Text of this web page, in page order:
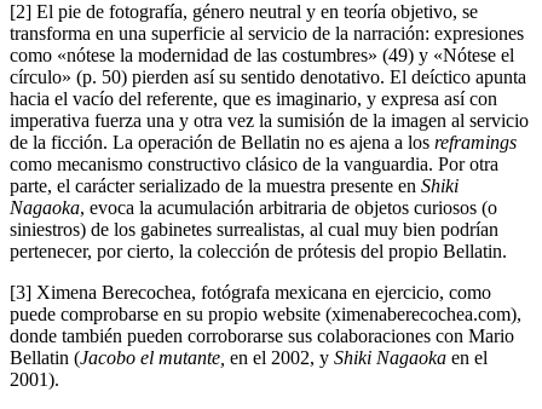
[2] El pie de fotografía, género neutral y en teoría objetivo, se
transforma en una superficie al servicio de la narración: expresiones
como «nótese la modernidad de las costumbres» (49) y «Nótese el
círculo» (p. 50) pierden así su sentido denotativo. El deíctico apunta
hacia el vacío del referente, que es imaginario, y expresa así con
imperativa fuerza una y otra vez la sumisión de la imagen al servicio
de la ficción. La operación de Bellatin no es ajena a los reframings
como mecanismo constructivo clásico de la vanguardia. Por otra
parte, el carácter serializado de la muestra presente en Shiki
Nagaoka, evoca la acumulación arbitraria de objetos curiosos (o
siniestros) de los gabinetes surrealistas, al cual muy bien podrían
pertenecer, por cierto, la colección de prótesis del propio Bellatin.
[3] Ximena Berecochea, fotógrafa mexicana en ejercicio, como
puede comprobarse en su propio website (ximenaberecochea.com),
donde también pueden corroborarse sus colaboraciones con Mario
Bellatin (Jacobo el mutante, en el 2002, y Shiki Nagaoka en el
2001).